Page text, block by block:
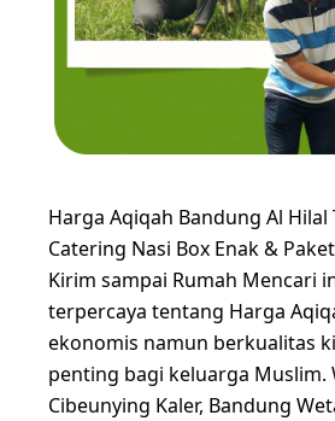
Harga Aqiqah Bandung Al Hilal
Catering Nasi Box Enak &
Kirim sampai Rumah Mencari
terpercaya tentang Harga
ekonomis namun berkualitas
penting bagi keluarga Muslim.
Cibeunying Kaler, Bandung